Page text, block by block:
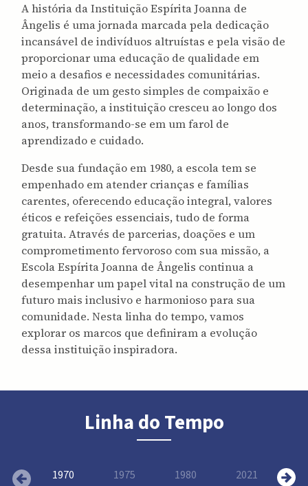
A história da Instituição Espírita Joanna de
Ângelis é uma jornada marcada pela dedicação
incansável de indivíduos altruístas e pela visão de
proporcionar uma educação de qualidade em
meio a desafios e necessidades comunitárias.
Originada de um gesto simples de compaixão e
determinação, a instituição cresceu ao longo dos
anos, transformando-se em um farol de
aprendizado e cuidado.
Desde sua fundação em 1980, a escola tem se
empenhado em atender crianças e famílias
carentes, oferecendo educação integral, valores
éticos e refeições essenciais, tudo de forma
gratuita. Através de parcerias, doações e um
comprometimento fervoroso com sua missão, a
Escola Espírita Joanna de Ângelis continua a
desempenhar um papel vital na construção de um
futuro mais inclusivo e harmonioso para sua
comunidade. Nesta linha do tempo, vamos
explorar os marcos que definiram a evolução
dessa instituição inspiradora.
Linha do Tempo
1970 1975 1980 2021